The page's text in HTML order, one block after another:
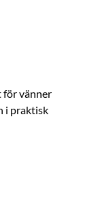
för vänner
i praktisk